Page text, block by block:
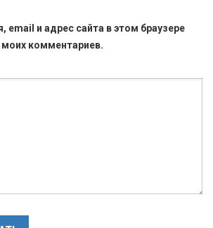
email и адрес сайта в этом браузере
комментариев.